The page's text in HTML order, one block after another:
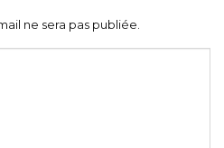
ne sera pas publiée.